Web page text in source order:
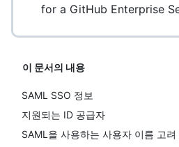
for a GitHub Enterprise
이 문서의 내용
SAML SSO 정보
지원되는 ID 공급자
SAML을 사용하는 사용자 이름 고려